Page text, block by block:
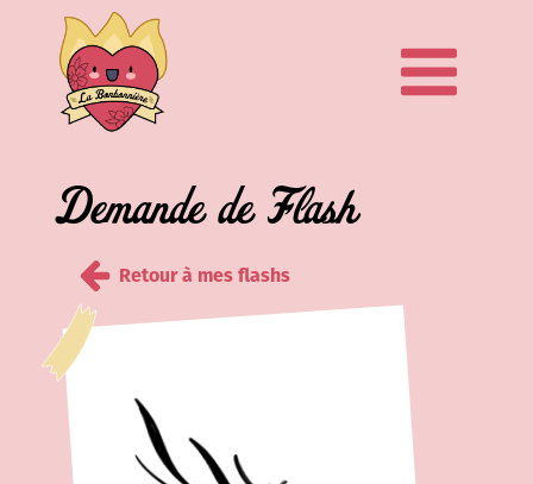
Demande de Flash
Retour à mes flashs